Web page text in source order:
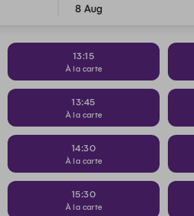
8 Aug
13:15
À la carte
13:45
À la carte
14:30
À la carte
15:30
À la carte